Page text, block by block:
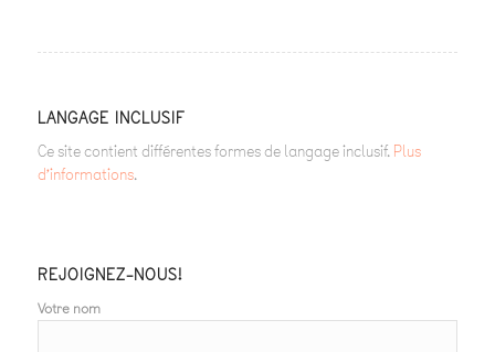
LANGAGE INCLUSIF
Ce site contient différentes formes de langage inclusif. Plus
d’informations.
REJOIGNEZ-NOUS!
Votre nom